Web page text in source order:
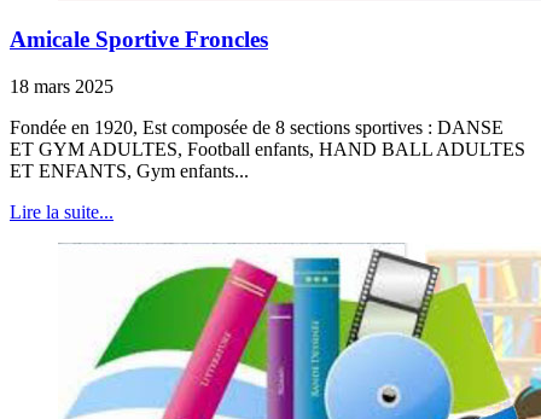
Amicale Sportive Froncles
18 mars 2025
Fondée en 1920, Est composée de 8 sections sportives : DANSE
ET GYM ADULTES, Football enfants, HAND BALL ADULTES
ET ENFANTS, Gym enfants...
Lire la suite...